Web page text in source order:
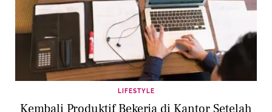
LIFESTYLE